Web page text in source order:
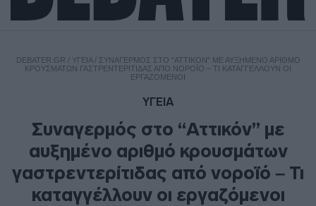
DEBATER.GR / ΥΓΕΙΑ/ ΣΥΝΑΓΕΡΜΌΣ ΣΤΟ “ΑΤΤΙΚΌΝ” ΜΕ ΑΥΞΗΜΈΝΟ ΑΡΙΘΜΌ
ΚΡΟΥΣΜΆΤΩΝ ΓΑΣΤΡΕΝΤΕΡΊΤΙΔΑΣ ΑΠΌ ΝΟΡΟΪΌ – ΤΙ ΚΑΤΑΓΓΈΛΛΟΥΝ ΟΙ
ΕΡΓΑΖΌΜΕΝΟΙ
ΥΓΕΙΑ
Συναγερμός στο “Αττικόν” με
αυξημένο αριθμό κρουσμάτων
γαστρεντερίτιδας από νοροϊό – Τι
καταγγέλλουν οι εργαζόμενοι